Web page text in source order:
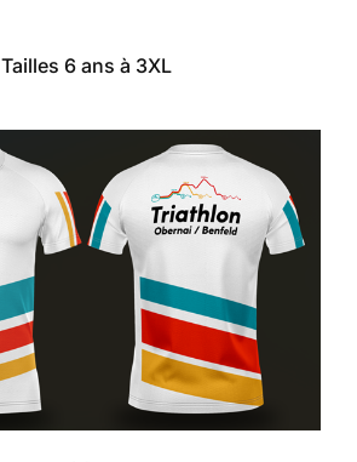
Tailles 6 ans à 3XL